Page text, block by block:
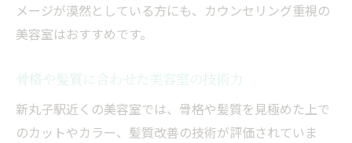
メージが漠然としている方にも、カウンセリング重視の
美容室はおすすめです。
骨格や髪質に合わせた美容室の技術力
新丸子駅近くの美容室では、骨格や髪質を見極めた上で
のカットやカラー、髪質改善の技術が評価されていま